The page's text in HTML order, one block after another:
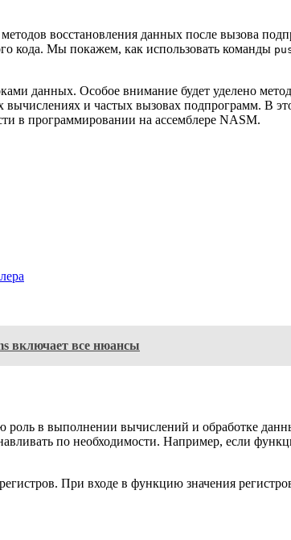
восстановления данных после вызова
кода. Мы покажем, как использовать команды
данных. Особое внимание будет уделено
и частых вызовах подпрограмм. В
в программировании на ассемблере NASM.
включает все нюансы
роль в выполнении вычислений и обработке
по необходимости. Например, если
При входе в функцию значения